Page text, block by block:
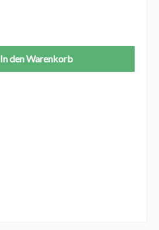
In den Warenkorb